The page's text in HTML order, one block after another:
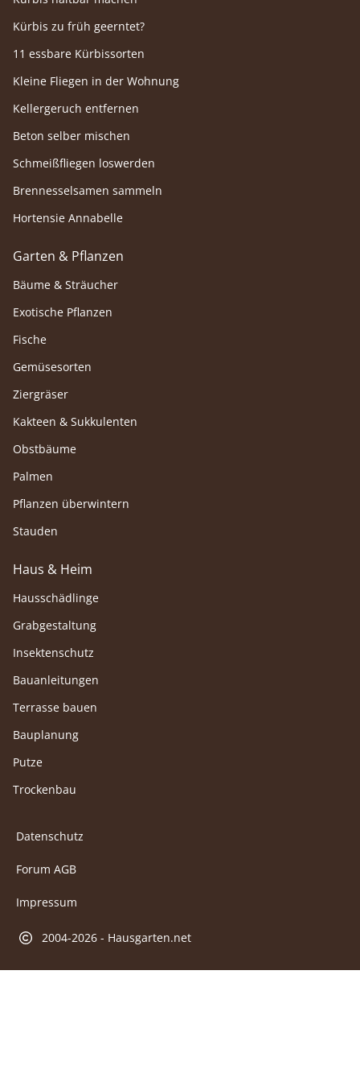
Kürbis zu früh geerntet?
11 essbare Kürbissorten
Kleine Fliegen in der Wohnung
Kellergeruch entfernen
Beton selber mischen
Schmeißfliegen loswerden
Brennesselsamen sammeln
Hortensie Annabelle
Garten & Pflanzen
Bäume & Sträucher
Exotische Pflanzen
Fische
Gemüsesorten
Ziergräser
Kakteen & Sukkulenten
Obstbäume
Palmen
Pflanzen überwintern
Stauden
Haus & Heim
Hausschädlinge
Grabgestaltung
Insektenschutz
Bauanleitungen
Terrasse bauen
Bauplanung
Putze
Trockenbau
Datenschutz
Forum AGB
Impressum
2004-2026 - Hausgarten.net